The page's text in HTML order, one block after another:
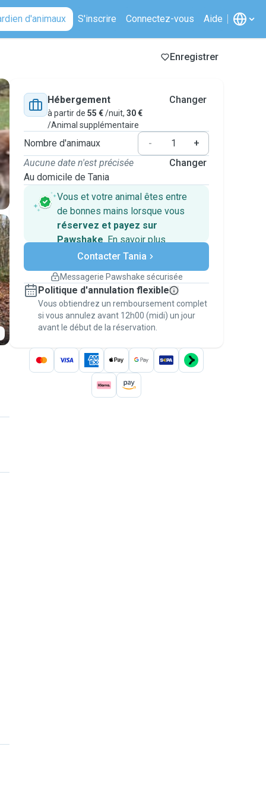
d'animaux S'inscrire Connectez-vous Aide
Enregistrer
Hébergement
à partir de 55 €/nuit, 30 €
/Animal supplémentaire
Changer
Nombre d'animaux -
+
Aucune date n'est précisée
Au domicile de Tania
Changer
Vous et votre animal êtes entre
de bonnes mains lorsque vous
réservez et payez sur
Pawshake. En savoir plus
Paiements sécurisés
Assistance en cas de
Réservations couvertes par
nos garanties
Gardez tout sur Pawshake (du premier
message au paiement) pour bénéficier de la
Garantie Pawshake.
Contacter Tania
Messagerie Pawshake sécurisée
Politique d'annulation flexible
Vous obtiendrez un remboursement complet
si vous annulez avant 12h00 (midi) un jour
avant le début de la réservation.